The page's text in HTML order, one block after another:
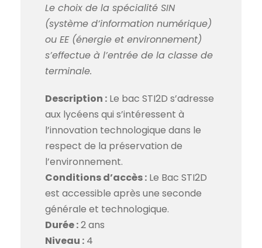
Le choix de la spécialité SIN
(système d’information numérique)
ou EE (énergie et environnement)
s’effectue à l’entrée de la classe de
terminale.
Description : Le bac STI2D s’adresse
aux lycéens qui s’intéressent à
l’innovation technologique dans le
respect de la préservation de
l’environnement.
Conditions d’accès : Le Bac STI2D
est accessible après une seconde
générale et technologique.
Durée :2 ans
Niveau : 4